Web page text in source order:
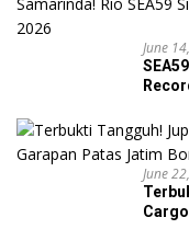
June
June
Cargo